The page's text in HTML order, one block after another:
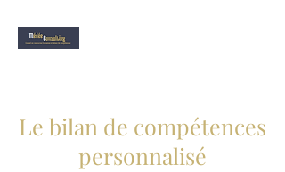
Le bilan de compétences
personnalisé